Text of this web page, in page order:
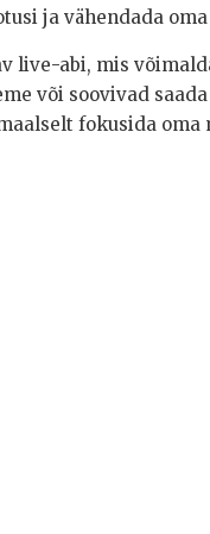
ja vähendada
live-abi, mis
või soovivad
fokusida oma